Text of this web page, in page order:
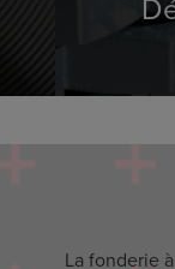
La fonderie